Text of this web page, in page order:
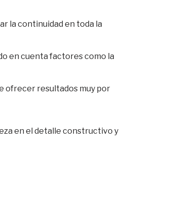
la continuidad en toda la
en cuenta factores como la
ofrecer resultados muy por
en el detalle constructivo y